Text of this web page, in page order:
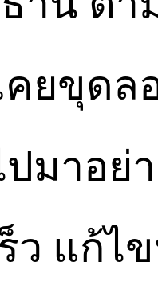
คยขุดล
มาอย่
ร็ว แก้